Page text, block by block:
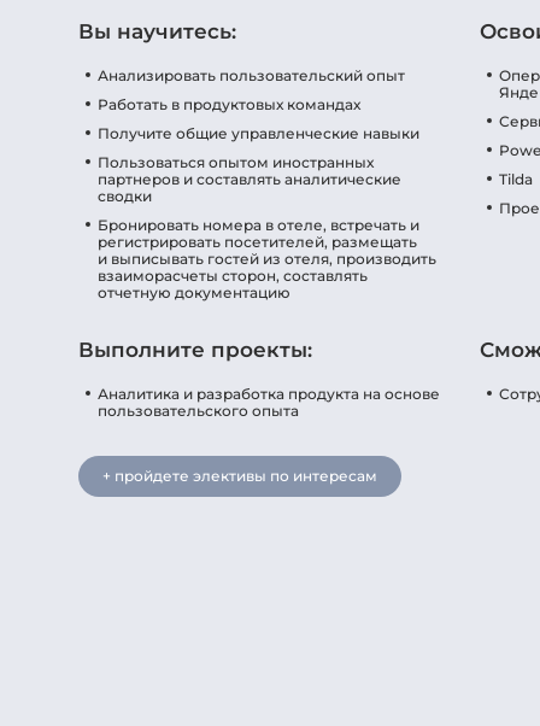
Вы научитесь:
Анализировать пользовательский опыт
Работать в продуктовых командах
Получите общие управленческие навыки
Пользоваться опытом иностранных
партнеров и составлять аналитические
сводки
Бронировать номера в отеле, встречать и
регистрировать посетителей, размещать
и выписывать гостей из отеля, производить
взаиморасчеты сторон, составлять
отчетную документацию
Tilda
Выполните проекты:
Аналитика и разработка продукта на основе
пользовательского опыта
+ пройдете элективы по интересам